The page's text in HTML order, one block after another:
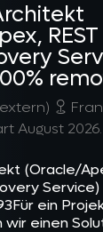
August 2026.
(Oracle/
ein
wir einen